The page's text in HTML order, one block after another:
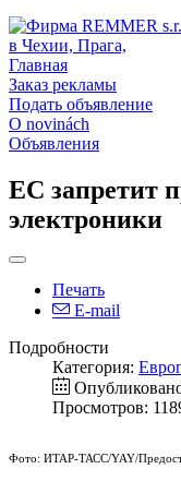
Главная
Заказ рекламы
Подать объявление
O novinách
Объявления
ЕС запретит
электроники
Печать
E-mail
Подробности
Категория:
Просмотров:
Фото: ИТАР-ТАСС/YAY/